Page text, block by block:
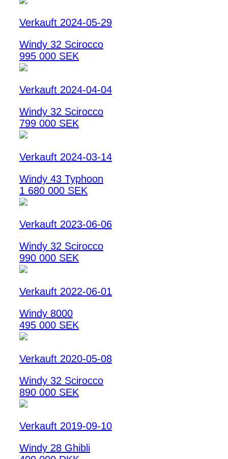
Verkauft 2024-05-29
Windy 32 Scirocco
995 000 SEK
Verkauft 2024-04-04
Windy 32 Scirocco
799 000 SEK
Verkauft 2024-03-14
Windy 43 Typhoon
1 680 000 SEK
Verkauft 2023-06-06
Windy 32 Scirocco
990 000 SEK
Verkauft 2022-06-01
Windy 8000
495 000 SEK
Verkauft 2020-05-08
Windy 32 Scirocco
890 000 SEK
Verkauft 2019-09-10
Windy 28 Ghibli